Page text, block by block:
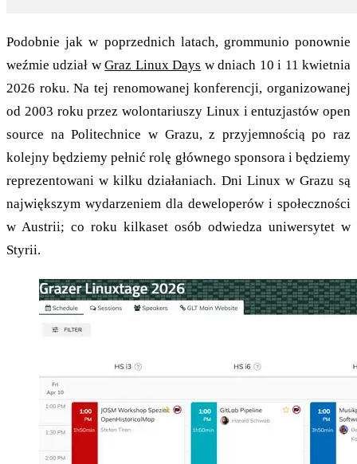
Podobnie jak w poprzednich latach, grommunio ponownie
weźmie udział wGraz Linux Days w dniach 10 i 11 kwietnia
2026 roku. Na tej renomowanej konferencji, organizowanej
od 2003 roku przez wolontariuszy Linux i entuzjastów open
source na Politechnice w Grazu, z przyjemnością po raz
kolejny będziemy pełnić rolę głównego sponsora i będziemy
reprezentowani w kilku działaniach. Dni Linux w Grazu są
największym wydarzeniem dla deweloperów i społeczności
w Austrii; co roku kilkaset osób odwiedza uniwersytet w
Styrii.